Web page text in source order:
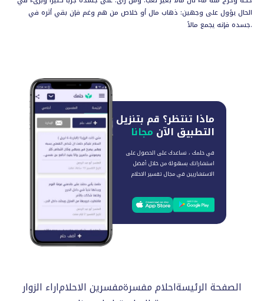
الحال يؤول على وجهين: ذهاب مال أو خلاص من هم وغم فإن بقي أثره في
جسده فإنه يجمع مالاً.
ماذا تنتظر؟ قم بتنزيل
التطبيق الآن مجانا
في حلمك ، نساعدك على الحصول على
استشاراتك بسهولة من خلال أفضل
الاستشاريين في مجال تفسير الاحلام
الصفحة الرئيسةاحلام مفسرةمفسرين الاحلاماراء الزوار